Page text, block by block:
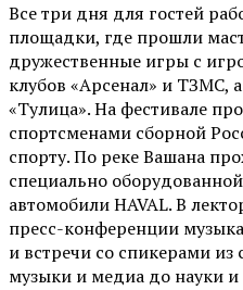
Все три дня для гостей
площадки, где прошли
дружественные игры с
клубов «Арсенал» и ТЗМС,
«Тулица». На фестивале
спортсменами сборной
спорту. По реке Вашана
специально
автомобили HAVAL. В
пресс-конференции
и встречи со спикерами
музыки и медиа до науки и